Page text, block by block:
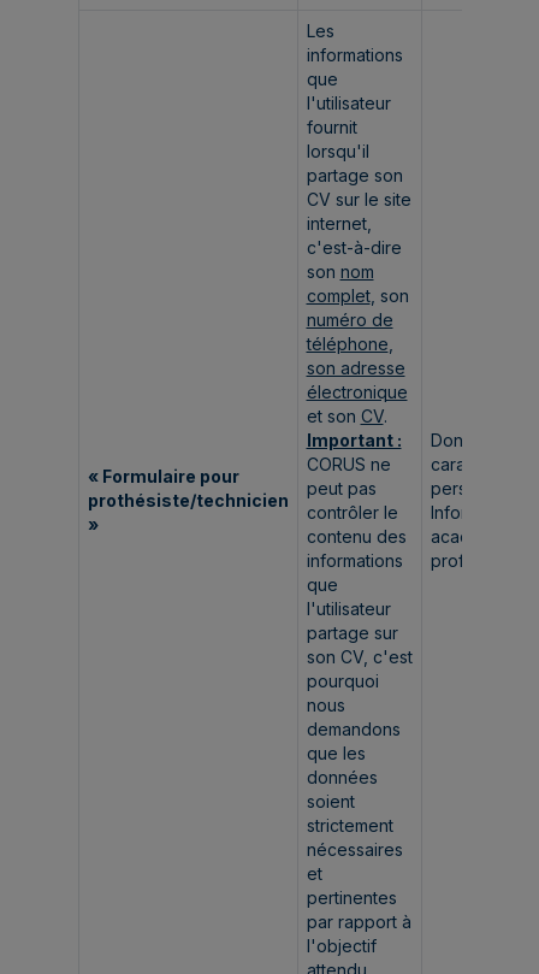
« Formulaire pour
prothésiste/technicien
»
Les
informations
que
l'utilisateur
fournit
lorsqu'il
partage son
CV sur le site
internet,
c'est-à-dire
son nom
complet, son
numéro de
téléphone
son adresse
électronique
et son CV.
Important :
CORUS ne
peut pas
contrôler le
contenu des
informations
que
l'utilisateur
partage sur
son CV, c'est
pourquoi
nous
demandons
que les
données
soient
strictement
nécessaires
et
pertinentes
par rapport à
l'objectif
attendu.
Données à
caractère
personnel.
Informations